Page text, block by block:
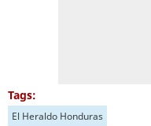
Tags:
El Heraldo Honduras